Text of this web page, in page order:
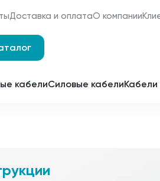
Доставка и оплатаО компании
Наши сертификаты
Оплата и доставка
кабелиСиловые кабелиКабели